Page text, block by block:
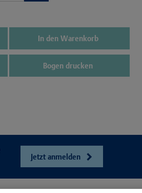
In den Warenkorb
Bogen drucken
Jetzt anmelden